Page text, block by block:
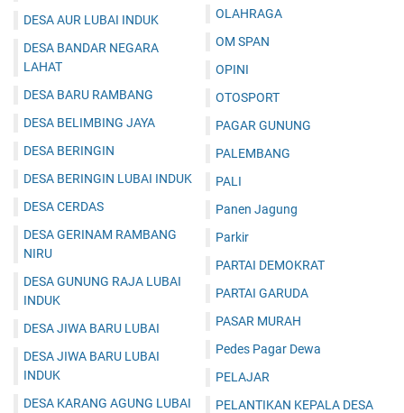
DESA AUR LUBAI INDUK
DESA BANDAR NEGARA
LAHAT
DESA BARU RAMBANG
DESA BELIMBING JAYA
DESA BERINGIN
DESA BERINGIN LUBAI INDUK
DESA CERDAS
DESA GERINAM RAMBANG
NIRU
DESA GUNUNG RAJA LUBAI
INDUK
DESA JIWA BARU LUBAI
DESA JIWA BARU LUBAI
INDUK
DESA KARANG AGUNG LUBAI
OLAHRAGA
OM SPAN
OPINI
OTOSPORT
PAGAR GUNUNG
PALEMBANG
PALI
Panen Jagung
Parkir
PARTAI DEMOKRAT
PARTAI GARUDA
PASAR MURAH
Pedes Pagar Dewa
PELAJAR
PELANTIKAN KEPALA DESA